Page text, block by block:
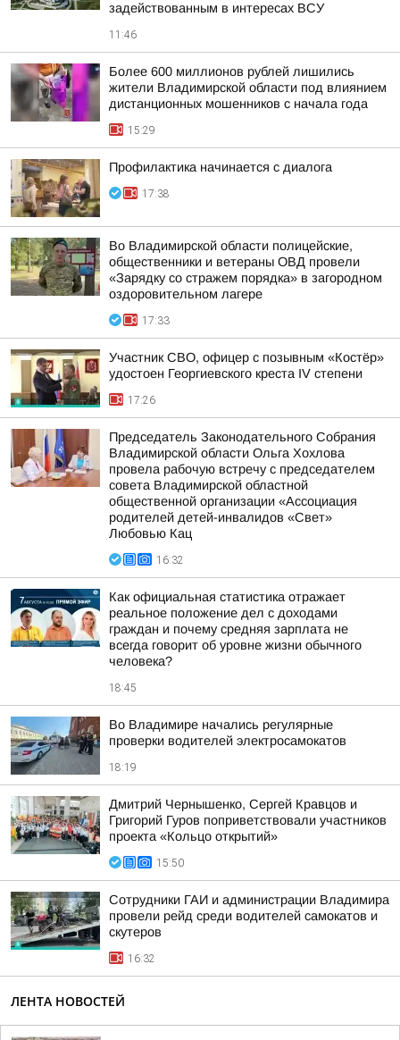
задействованным в интересах ВСУ
11:46
Более 600 миллионов рублей лишились
жители Владимирской области под влиянием
дистанционных мошенников с начала года
15:29
Профилактика начинается с диалога
17:38
Во Владимирской области полицейские,
общественники и ветераны ОВД провели
«Зарядку со стражем порядка» в загородном
оздоровительном лагере
17:33
Участник СВО, офицер с позывным «Костёр»
удостоен Георгиевского креста IV степени
17:26
Председатель Законодательного Собрания
Владимирской области Ольга Хохлова
провела рабочую встречу с председателем
совета Владимирской областной
общественной организации «Ассоциация
родителей детей-инвалидов «Свет»
Любовью Кац
16:32
Как официальная статистика отражает
реальное положение дел с доходами
граждан и почему средняя зарплата не
всегда говорит об уровне жизни обычного
человека?
18:45
Во Владимире начались регулярные
проверки водителей электросамокатов
18:19
Дмитрий Чернышенко, Сергей Кравцов и
Григорий Гуров поприветствовали участников
проекта «Кольцо открытий»
15:50
Сотрудники ГАИ и администрации Владимира
провели рейд среди водителей самокатов и
скутеров
16:32
ЛЕНТА НОВОСТЕЙ